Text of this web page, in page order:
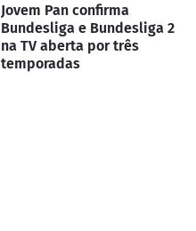
Jovem Pan confirma
Bundesliga e Bundesliga 2
na TV aberta por três
temporadas